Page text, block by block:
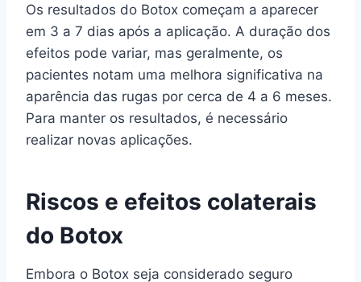
Os resultados do Botox começam a aparecer
em 3 a 7 dias após a aplicação. A duração dos
efeitos pode variar, mas geralmente, os
pacientes notam uma melhora significativa na
aparência das rugas por cerca de 4 a 6 meses.
Para manter os resultados, é necessário
realizar novas aplicações.
Riscos e efeitos colaterais
do Botox
Embora o Botox seja considerado seguro